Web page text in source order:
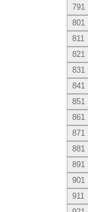
791
801
811
821
831
841
851
861
871
881
891
901
911